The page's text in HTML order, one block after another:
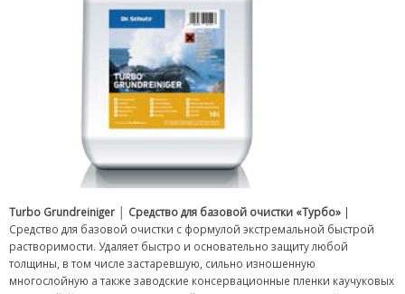
Turbo Grundreiniger Средство для базовой очистки «Турбо» |
Средство для базовой очистки с формулой экстремальной быстрой
растворимости. Удаляет быстро и основательно защиту любой
толщины, в том числе застаревшую, сильно изношенную
многослойную а также заводские консервационные пленки каучуковых